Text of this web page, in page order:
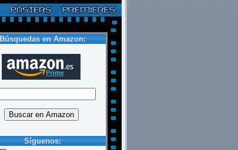
Búsquedas en Amazon:
Síguenos: